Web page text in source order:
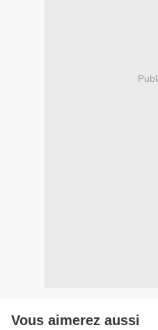
Vous aimerez aussi